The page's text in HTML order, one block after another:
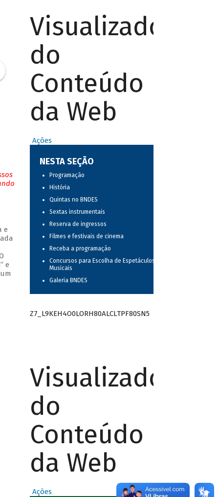
e
e
Visualizador
do
Conteúdo
da Web
Ações
NESTA SEÇÃO
Programação
História
Quintas no BNDES
Sextas instrumentais
Reserva de ingressos
Filmes e festivais de cinema
Receba a programação
Concursos para Escolha de Espetáculos
Musicais
Galeria BNDES
Z7_L9KEH4O0LORH80ALCLTPF80SN5
Visualizador
do
Conteúdo
da Web
Ações